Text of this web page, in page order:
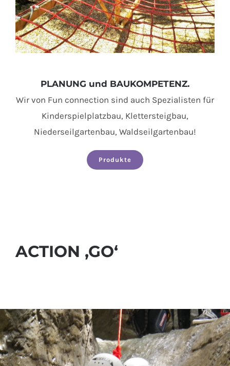
PLANUNG und BAUKOMPETENZ.
Wir von Fun connection sind auch Spezialisten für
Kinderspielplatzbau, Klettersteigbau,
Niederseilgartenbau, Waldseilgartenbau!
Produkte
ACTION ‚GO‘